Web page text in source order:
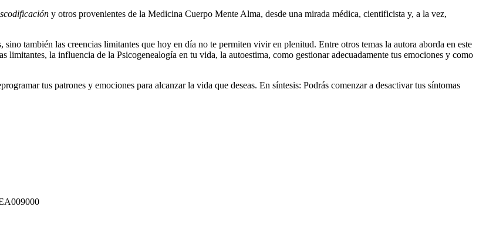
y otros provenientes de la Medicina Cuerpo Mente Alma, desde una mirada médica, cientificista y, a la vez,
también las creencias limitantes que hoy en día no te permiten vivir en plenitud. Entre otros temas la autora aborda en este
la influencia de la Psicogenealogía en tu vida, la autoestima, como gestionar adecuadamente tus emociones y como
tus patrones y emociones para alcanzar la vida que deseas. En síntesis: Podrás comenzar a desactivar tus síntomas